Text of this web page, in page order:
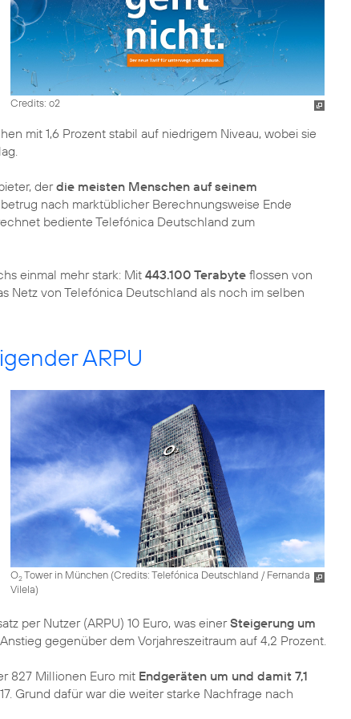
Credits: o2
mit 1,6 Prozent stabil auf niedrigem Niveau, wobei sie
derdie meisten Menschen auf seinem
nach marktüblicher Berechnungsweise Ende
bediente Telefónica Deutschland zum
einmal mehr stark: Mit 443.100 Terabyte flossen von
Netz von Telefónica Deutschland als noch im selben
ARPU
O2Tower in München (Credits: Telefónica Deutschland / Fernanda
Vilela)
per Nutzer (ARPU) 10 Euro, was einerSteigerung um
gegenüber dem Vorjahreszeitraum auf 4,2 Prozent.
827 Millionen Euro mit Endgeräten um und damit 7,1
Grund dafür war die weiter starke Nachfrage nach